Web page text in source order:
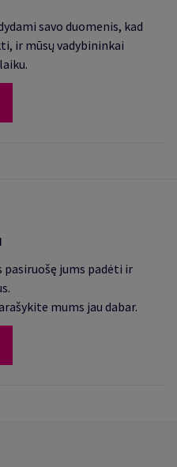
savo duomenis, kad
ir mūsų vadybininkai
pasiruošę jums padėti ir
mums jau dabar.